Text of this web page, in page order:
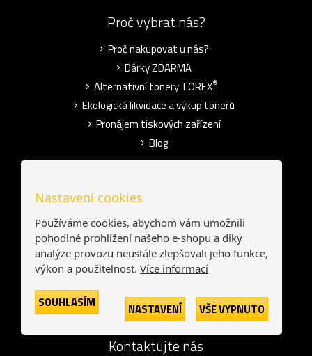
Proč vybrat nás?
Proč nakupovat u nás?
Dárky ZDARMA
Alternativní tonery TOREX®
Ekologická likvidace a výkup tonerů
Pronájem tiskových zařízení
Blog
Používání cookies
Ochrana osobních údajů
Obchodní podmínky
Kontakt
Kontaktujte nás
Nastavení cookies
Používáme cookies, abychom vám umožnili
pohodlné prohlížení našeho e-shopu a díky
analýze provozu neustále zlepšovali jeho funkce,
výkon a použitelnost. Více informací
SOUHLASÍM NASTAVENÍ VŠE VYPNUTO